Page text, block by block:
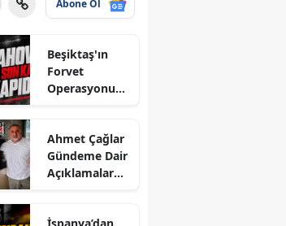
Abone Ol
Beşiktaş'ın
Forvet
Operasyonund
Kapıda...
Ahmet Çağlar
Gündeme Dair
Açıklamalarda